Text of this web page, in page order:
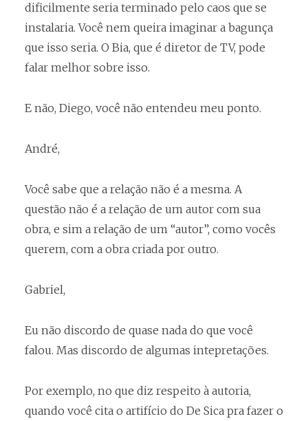
dificilmente seria terminado pelo caos que se
instalaria. Você nem queira imaginar a bagunça
que isso seria. O Bia, que é diretor de TV, pode
falar melhor sobre isso.
E não, Diego, você não entendeu meu ponto.
André,
Você sabe que a relação não é a mesma. A
questão não é a relação de um autor com sua
obra, e sim a relação de um “autor”, como vocês
querem, com a obra criada por outro.
Gabriel,
Eu não discordo de quase nada do que você
falou. Mas discordo de algumas intepretações.
Por exemplo, no que diz respeito à autoria,
quando você cita o artifício do De Sica pra fazer o